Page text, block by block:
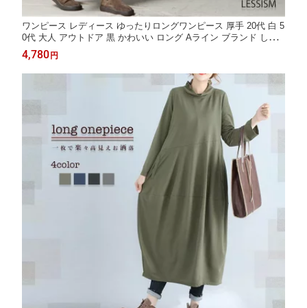
ワンピース レディース ゆったりロングワンピース 厚手 20代 白 5
0代 大人 アウトドア 黒 かわいい ロング Aライン ブランド しっ
かり ネック 人気 スカート 春 体感 カジュアル 大きいサイズ 韓国
秋 冬 長袖 トップス きれいめ 40代 前開き おしゃれ ニット
4,780 円